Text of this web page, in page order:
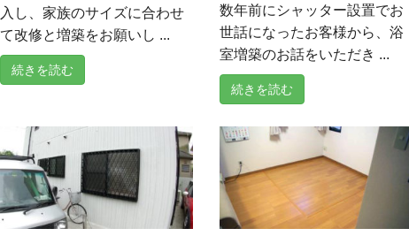
入し、家族のサイズに合わせ
て改修と増築をお願いし ...
続きを読む
数年前にシャッター設置でお
世話になったお客様から、浴
室増築のお話をいただき ...
続きを読む